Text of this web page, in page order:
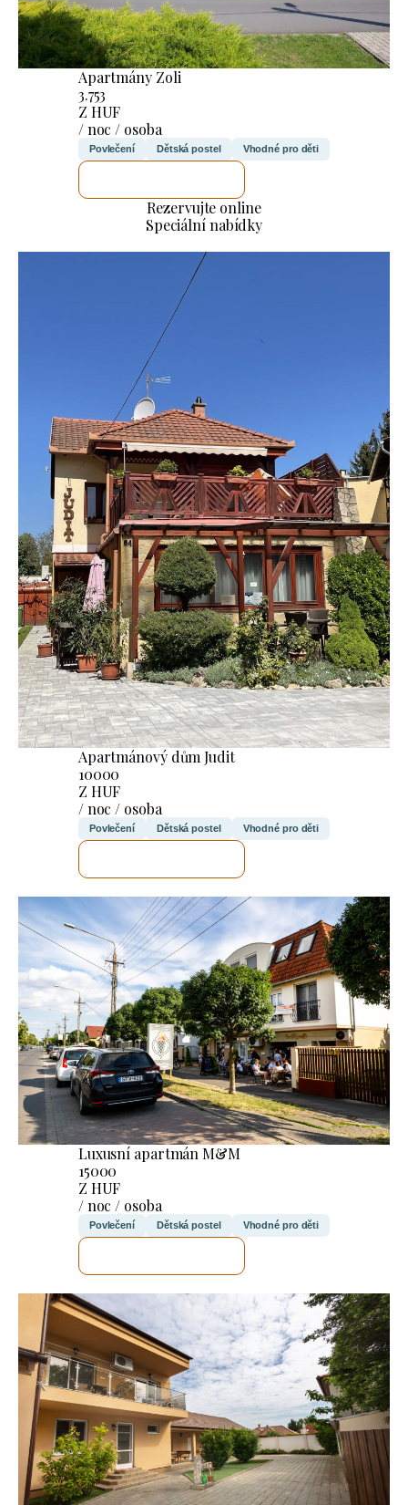
Apartmány Zoli
3.753
Z HUF
/ noc / osoba
Povlečení Dětská postel Vhodné pro děti
Rezervujte online
Speciální nabídky
Apartmánový dům Judit
10000
Z HUF
/ noc / osoba
Povlečení Dětská postel Vhodné pro děti
Luxusní apartmán M&M
15000
Z HUF
/ noc / osoba
Povlečení Dětská postel Vhodné pro děti